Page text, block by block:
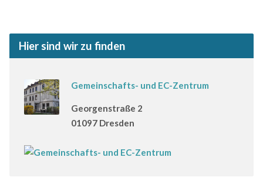
Hier sind wir zu finden
Gemeinschafts- und EC-Zentrum
Georgenstraße 2
01097 Dresden